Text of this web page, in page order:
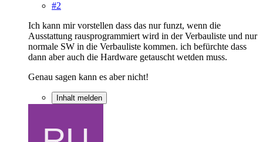
#2
Ich kann mir vorstellen dass das nur funzt, wenn die
Ausstattung rausprogrammiert wird in der Verbauliste und nur
normale SW in die Verbauliste kommen. ich befürchte dass
dann aber auch die Hardware getauscht wetden muss.
Genau sagen kann es aber nicht!
Inhalt melden